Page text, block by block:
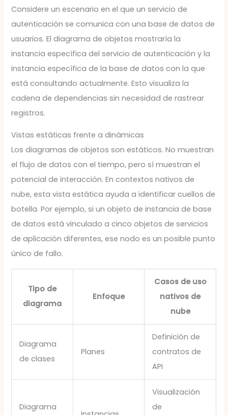
Considere un escenario en el que un servicio de
autenticación se comunica con una base de datos de
usuarios. El diagrama de objetos mostraría la
instancia específica del servicio de autenticación y la
instancia específica de la base de datos con la que
está consultando actualmente. Esto visualiza la
cadena de dependencias sin necesidad de rastrear
registros.
Vistas estáticas frente a dinámicas
Los diagramas de objetos son estáticos. No muestran
el flujo de datos con el tiempo, pero sí muestran el
potencial de interacción. En contextos nativos de
nube, esta vista estática ayuda a identificar cuellos de
botella. Por ejemplo, si un objeto de instancia de base
de datos está vinculado a cinco objetos de servicios
de aplicación diferentes, ese nodo es un posible punto
único de fallo.
Tipo de
diagrama
Enfoque
Casos de uso
nativos de
nube
Diagrama
de clases
Planes
Definición de
contratos de
API
Diagrama
Visualización
de